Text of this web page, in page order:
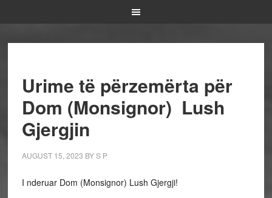
Urime të përzemërta për
Dom (Monsignor) Lush
Gjergjin
AUGUST 15, 2023 BYS P
I nderuar Dom (Monsignor) Lush Gjergji!